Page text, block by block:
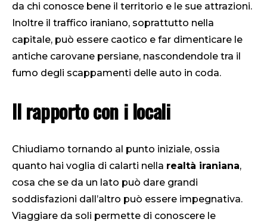
da chi conosce bene il territorio e le sue attrazioni.
Inoltre il traffico iraniano, soprattutto nella
capitale, può essere caotico e far dimenticare le
antiche carovane persiane, nascondendole tra il
fumo degli scappamenti delle auto in coda.
Il rapporto con i locali
Chiudiamo tornando al punto iniziale, ossia
quanto hai voglia di calarti nella realtà iraniana,
cosa che se da un lato può dare grandi
soddisfazioni dall’altro può essere impegnativa.
Viaggiare da soli permette di conoscere le